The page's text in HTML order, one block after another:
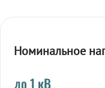
Номинальное
до 1 кВ